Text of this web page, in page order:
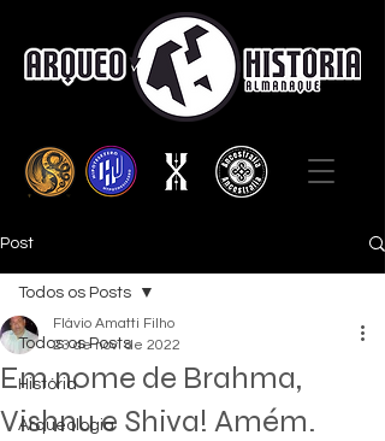
Post
Todos os Posts
História
Arqueologia
Todos os Posts
Em nome de Brahma,
Vishnu e Shiva! Amém.
Flávio Amatti Filho
23 de nov. de 2022